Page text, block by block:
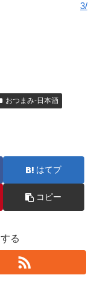
3/
おつまみ-日本酒
はてブ
コピー
る